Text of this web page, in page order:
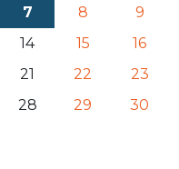
7 8
9
14 15
16
21 22
23
28 29
30